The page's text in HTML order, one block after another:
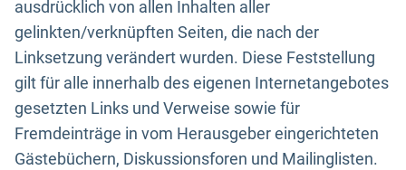
ausdrücklich von allen Inhalten aller
gelinkten/verknüpften Seiten, die nach der
Linksetzung verändert wurden. Diese Feststellung
gilt für alle innerhalb des eigenen Internetangebotes
gesetzten Links und Verweise sowie für
Fremdeinträge in vom Herausgeber eingerichteten
Gästebüchern, Diskussionsforen und Mailinglisten.